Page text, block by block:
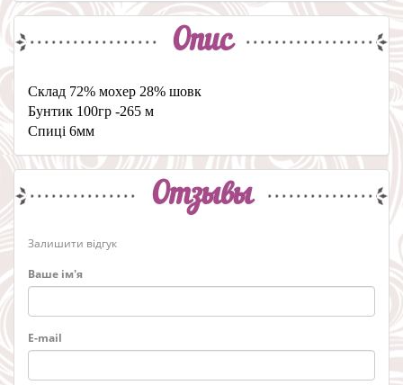
Опис
Склад 72% мохер 28% шовк
Бунтик 100гр -265 м
Спиці 6мм
Отзывы
Залишити відгук
Ваше ім'я
E-mail